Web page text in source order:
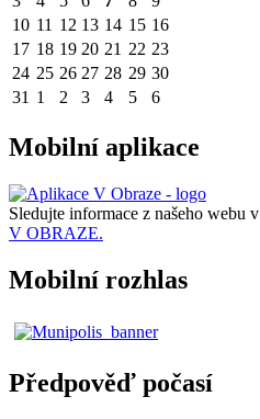
10 11 12 13 14 15 16
17 18 19 20 21 22 23
24 25 26 27 28 29 30
31 1 2 3 4 5 6
Mobilní aplikace
Sledujte informace z našeho webu v
V OBRAZE.
Mobilní rozhlas
Předpověď počasí